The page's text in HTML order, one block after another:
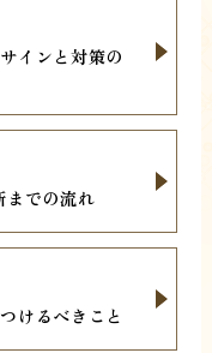
インと対策の
での流れ
けるべきこと